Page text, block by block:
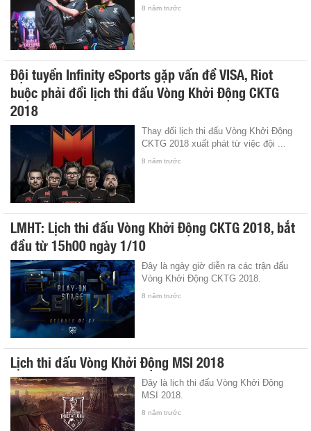
8 năm trước
Đội tuyển Infinity eSports gặp vấn đề VISA, Riot
buộc phải đổi lịch thi đấu Vòng Khởi Động CKTG
2018
Thay đổi lịch thi đấu Vòng Khởi Động
CKTG 2018 xuất phát từ việc đội ...
8 năm trước
LMHT: Lịch thi đấu Vòng Khởi Động CKTG 2018, bắt
đầu từ 15h00 ngày 1/10
Đây là ngày giờ diễn ra các trận đấu
Vòng Khởi Động CKTG 2018.
8 năm trước
Lịch thi đấu Vòng Khởi Động MSI 2018
Đây là lịch thi đấu Vòng Khởi Động
MSI 2018.
8 năm trước